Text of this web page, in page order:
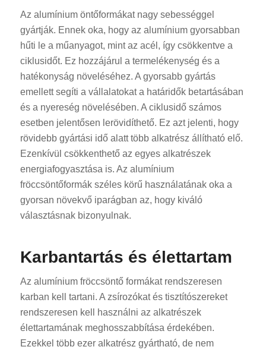
Az alumínium öntőformákat nagy sebességgel
gyártják. Ennek oka, hogy az alumínium gyorsabban
hűti le a műanyagot, mint az acél, így csökkentve a
ciklusidőt. Ez hozzájárul a termelékenység és a
hatékonyság növeléséhez. A gyorsabb gyártás
emellett segíti a vállalatokat a határidők betartásában
és a nyereség növelésében. A ciklusidő számos
esetben jelentősen lerövidíthető. Ez azt jelenti, hogy
rövidebb gyártási idő alatt több alkatrész állítható elő.
Ezenkívül csökkenthető az egyes alkatrészek
energiafogyasztása is. Az alumínium
fröccsöntőformák széles körű használatának oka a
gyorsan növekvő iparágban az, hogy kiváló
választásnak bizonyulnak.
Karbantartás és élettartam
Az alumínium fröccsöntő formákat rendszeresen
karban kell tartani. A zsírozókat és tisztítószereket
rendszeresen kell használni az alkatrészek
élettartamának meghosszabbítása érdekében.
Ezekkel több ezer alkatrész gyártható, de nem